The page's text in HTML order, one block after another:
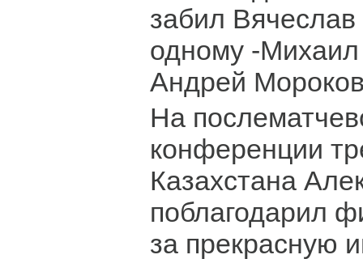
забил
одному -
Андрей
На
конференции
Казахстана
поблагодарил
за прекрасную